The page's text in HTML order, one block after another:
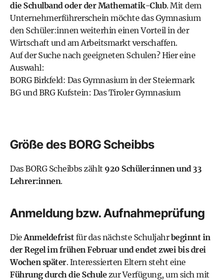
die Schulband oder der Mathematik-Club. Mit dem
Unternehmerführerscheinmöchte dasGymnasium
den Schüler:innen weiterhin einen Vorteil in der
Wirtschaft und am Arbeitsmarkt verschaffen.
Auf der Suche nach geeigneten Schulen? Hier eine
Auswahl:
BORG Birkfeld: Das Gymnasium in der Steiermark
BG und BRG Kufstein: Das Tiroler Gymnasium
Größe des BORG Scheibbs
Das BORG Scheibbs zählt 920 Schüler:innen und 33
Lehrer:innen.
Anmeldung bzw. Aufnahmeprüfung
DieAnmeldefristfür das nächste Schuljahrbeginnt in
der Regel im frühen Februar und endet zwei bis drei
Wochen später. Interessierten Eltern steht eine
Führung durch die Schulezur Verfügung, um sich mit